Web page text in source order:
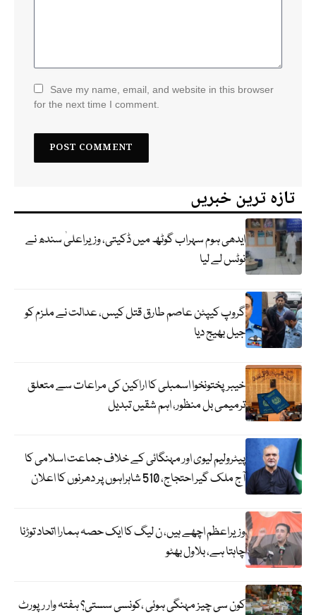
Save my name, email, and website in this browser
for the next time I comment.
تازہ ترین خبریں
ایدھی ہوم سہراب گوٹھ میں ڈکیتی، وزیراعلیٰ سندھ نے
نوٹس لے لیا
گروپ کیپٹن عاصم طارق قتل کیس، عدالت نے ملزم کو
جیل بھیج دیا
خیبرپختونخوا اسمبلی کا اراکین کی مراعات سے متعلق
ترمیمی بل منظور، اہم شقیں تبدیل
پیٹرولیم لیوی اور مہنگائی کے خلاف جماعت اسلامی کا
آج ملک گیر احتجاج، 510 شاہراہوں پر دھرنوں کا اعلان
وزیراعظم اچھے ہیں، ن لیگ کا ایک حصہ ہمارا اتحاد توڑنا
چاہتا ہے، بلاول بھٹو
کون سی چیز مہنگی ہوئی ،کونسی سستی؟ ہفتہ وار رپورٹ